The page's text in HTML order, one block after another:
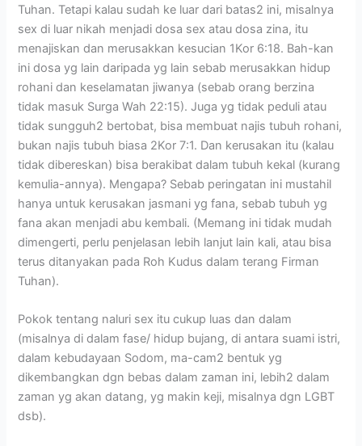
Tuhan. Tetapi kalau sudah ke luar dari batas2 ini, misalnya
sex di luar nikah menjadi dosa sex atau dosa zina, itu
menajiskan dan merusakkan kesucian 1Kor 6:18. Bah-kan
ini dosa yg lain daripada yg lain sebab merusakkan hidup
rohani dan keselamatan jiwanya (sebab orang berzina
tidak masuk Surga Wah 22:15). Juga yg tidak peduli atau
tidak sungguh2 bertobat, bisa membuat najis tubuh rohani,
bukan najis tubuh biasa 2Kor 7:1. Dan kerusakan itu (kalau
tidak dibereskan) bisa berakibat dalam tubuh kekal (kurang
kemulia-annya). Mengapa? Sebab peringatan ini mustahil
hanya untuk kerusakan jasmani yg fana, sebab tubuh yg
fana akan menjadi abu kembali. (Memang ini tidak mudah
dimengerti, perlu penjelasan lebih lanjut lain kali, atau bisa
terus ditanyakan pada Roh Kudus dalam terang Firman
Tuhan).
Pokok tentang naluri sex itu cukup luas dan dalam
(misalnya di dalam fase/ hidup bujang, di antara suami istri,
dalam kebudayaan Sodom, ma-cam2 bentuk yg
dikembangkan dgn bebas dalam zaman ini, lebih2 dalam
zaman yg akan datang, yg makin keji, misalnya dgn LGBT
dsb).